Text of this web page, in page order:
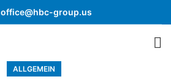
office@hbc-group.us
ALLGEMEIN